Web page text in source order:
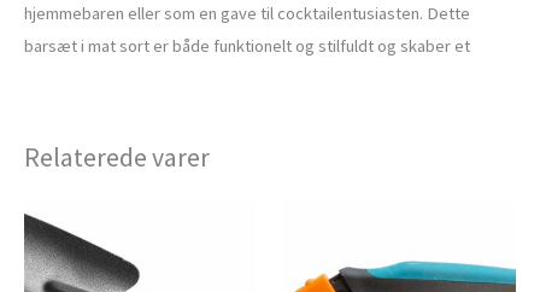
hjemmebaren eller som en gave til cocktailentusiasten. Dette
barsæt i mat sort er både funktionelt og stilfuldt og skaber et
Relaterede varer